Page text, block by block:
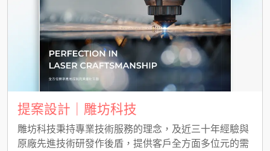
提案設計｜雕坊科技
雕坊科技秉持專業技術服務的理念，及近三十年經驗與
原廠先進技術研發作後盾，提供客戶全方面多位元的需